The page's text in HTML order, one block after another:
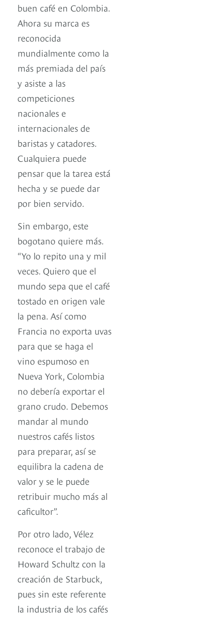
buen café en Colombia.
Ahora su marca es
reconocida
mundialmente como la
más premiada del país
y asiste a las
competiciones
nacionales e
internacionales de
baristas y catadores.
Cualquiera puede
pensar que la tarea está
hecha y se puede dar
por bien servido.
Sin embargo, este
bogotano quiere más.
“Yo lo repito una y mil
veces. Quiero que el
mundo sepa que el café
tostado en origen vale
la pena. Así como
Francia no exporta uvas
para que se haga el
vino espumoso en
Nueva York, Colombia
no debería exportar el
grano crudo. Debemos
mandar al mundo
nuestros cafés listos
para preparar, así se
equilibra la cadena de
valor y se le puede
retribuir mucho más al
caficultor”.
Por otro lado, Vélez
reconoce el trabajo de
Howard Schultz con la
creación de Starbuck,
pues sin este referente
la industria de los cafés